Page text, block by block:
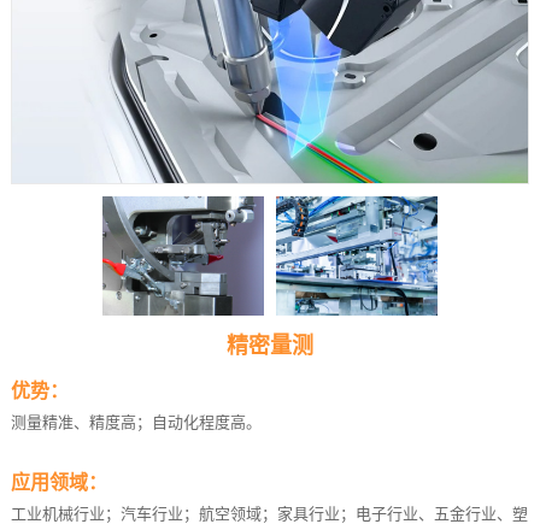
精密量测
优势：
测量精准、精度高；自动化程度高。
应用领域：
工业机械行业；汽车行业；航空领域；家具行业；电子行业、五金行业、塑